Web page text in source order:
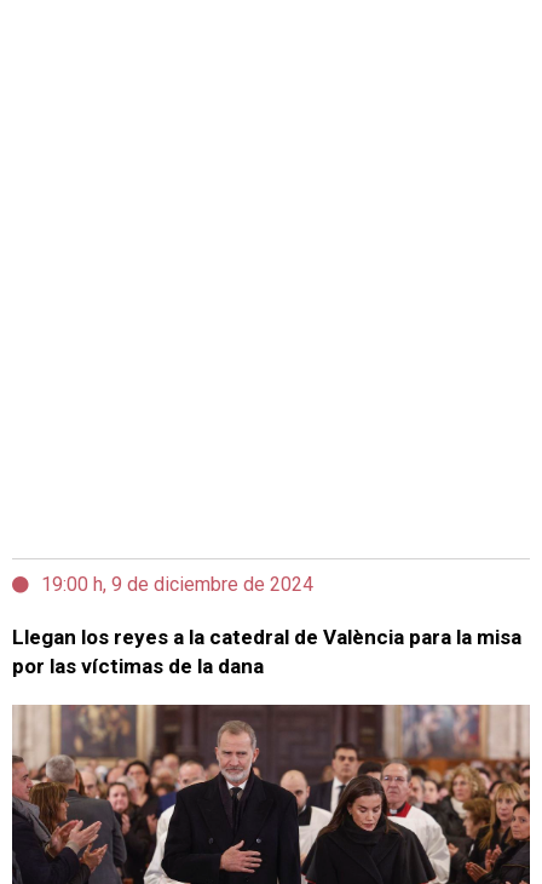
19:00 h, 9 de diciembre de 2024
Llegan los reyes a la catedral de València para la misa
por las víctimas de la dana